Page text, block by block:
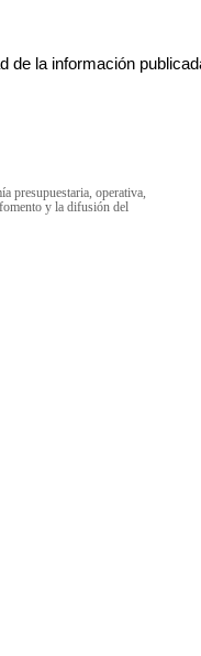
de la información
presupuestaria, operativa,
y la difusión del